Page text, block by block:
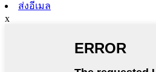
ส่งอีเมล
x